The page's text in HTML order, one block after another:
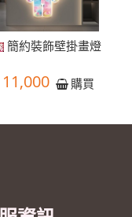
簡約裝飾壁掛畫燈
11,000 購買
訊